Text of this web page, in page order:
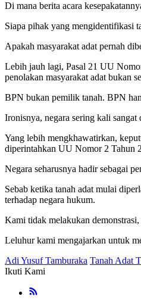
Di mana berita acara
Siapa pihak yang mengidentifikasi
Apakah masyarakat adat pernah
Lebih jauh lagi, Pasal 21 UU
penolakan masyarakat adat bukan
BPN bukan pemilik tanah. BPN
Ironisnya, negara sering kali
Yang lebih mengkhawatirkan,
diperintahkan UU Nomor 2 Tahun
Negara seharusnya hadir sebagai
Sebab ketika tanah adat mulai
terhadap negara hukum.
Kami tidak melakukan
Leluhur kami mengajarkan untuk
Adi Yusuf Tamburaka Tanah Adat
Ikuti Kami